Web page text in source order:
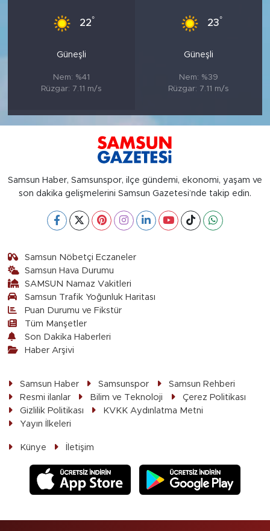
22°
Güneşli
Nem: %41
Rüzgar: 7.11 m/s
23°
Güneşli
Nem: %39
Rüzgar: 7.11 m/s
Samsun Haber, Samsunspor, ilçe gündemi, ekonomi, yaşam ve
son dakika gelişmelerini Samsun Gazetesi’nde takip edin.
Samsun Nöbetçi Eczaneler
Samsun Hava Durumu
SAMSUN Namaz Vakitleri
Samsun Trafik Yoğunluk Haritası
Puan Durumu ve Fikstür
Tüm Manşetler
Son Dakika Haberleri
Haber Arşivi
Samsun Haber Samsunspor
Samsun Rehberi
Resmi ilanlar
Bilim ve Teknoloji
Çerez Politikası
Gizlilik Politikası
KVKK Aydınlatma Metni
Yayın İlkeleri
Künye İletişim